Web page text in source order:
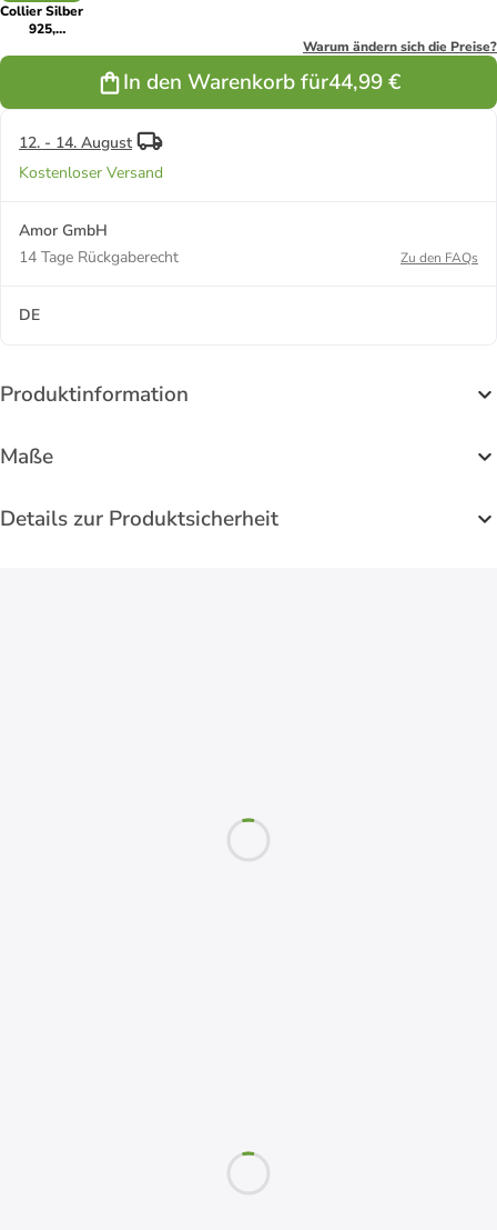
Collier Silber
925,
Warum ändern sich die Preise?
In den Warenkorb für44,99 €
12. - 14. August
Kostenloser Versand
Amor GmbH
14 Tage Rückgaberecht
Zu den FAQs
DE
Produktinformation
Maße
Details zur Produktsicherheit